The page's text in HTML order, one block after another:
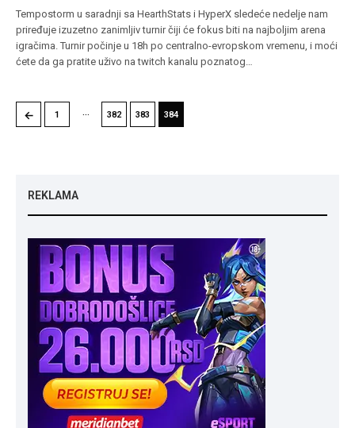
Tempostorm u saradnji sa HearthStats i HyperX sledeće nedelje nam
priređuje izuzetno zanimljiv turnir čiji će fokus biti na najboljim arena
igračima. Turnir počinje u 18h po centralno-evropskom vremenu, i moći
ćete da ga pratite uživo na twitch kanalu poznatog…
← 1 … 382 383 384
REKLAMA